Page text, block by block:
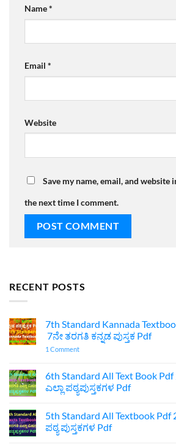
Name*
Email *
Website
Save my name, email, and
the next time I comment.
RECENT POSTS
7th Standard Kannada
7ನೇ ತರಗತಿ ಕನ್ನಡ ಪುಸ್ತಕ Pdf
1 Commenton
Kannada
Textbook
Pdf
Download
7ನೇ
ತರಗತಿ
ಕನ್ನಡ
6th Standard All Text Book
ಎಲ್ಲಾ ಪಠ್ಯಪುಸ್ತಕಗಳ Pdf
on
6th
Standard
5th Standard All Textbook Pdf
ಪಠ್ಯ ಪುಸ್ತಕಗಳ Pdf